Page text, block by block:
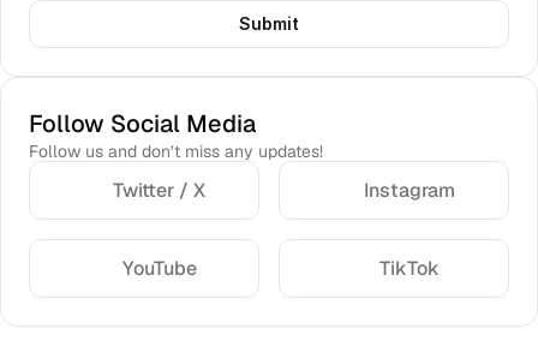
Submit
Follow Social Media
Follow us and don’t miss any updates!
Twitter / X Instagram
YouTube TikTok